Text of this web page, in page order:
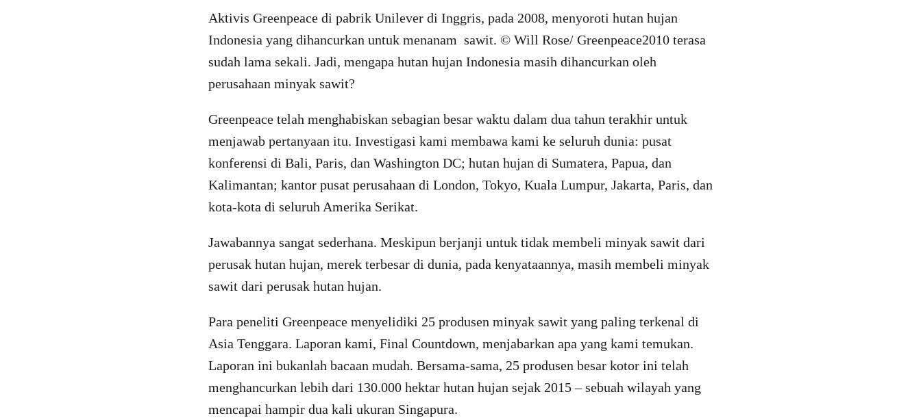
Aktivis Greenpeace di pabrik Unilever di Inggris, pada 2008, menyoroti hutan hujan
Indonesia yang dihancurkan untuk menanam sawit. © Will Rose/ Greenpeace2010 terasa
sudah lama sekali. Jadi, mengapa hutan hujan Indonesia masih dihancurkan oleh
perusahaan minyak sawit?
Greenpeace telah menghabiskan sebagian besar waktu dalam dua tahun terakhir untuk
menjawab pertanyaan itu. Investigasi kami membawa kami ke seluruh dunia: pusat
konferensi di Bali, Paris, dan Washington DC; hutan hujan di Sumatera, Papua, dan
Kalimantan; kantor pusat perusahaan di London, Tokyo, Kuala Lumpur, Jakarta, Paris, dan
kota-kota di seluruh Amerika Serikat.
Jawabannya sangat sederhana. Meskipun berjanji untuk tidak membeli minyak sawit dari
perusak hutan hujan, merek terbesar di dunia, pada kenyataannya, masih membeli minyak
sawit dari perusak hutan hujan.
Para peneliti Greenpeace menyelidiki 25 produsen minyak sawit yang paling terkenal di
Asia Tenggara. Laporan kami, Final Countdown, menjabarkan apa yang kami temukan.
Laporan ini bukanlah bacaan mudah. Bersama-sama, 25 produsen besar kotor ini telah
menghancurkan lebih dari 130.000 hektar hutan hujan sejak 2015 – sebuah wilayah yang
mencapai hampir dua kali ukuran Singapura.